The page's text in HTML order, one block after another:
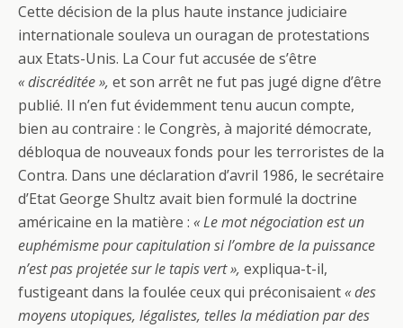
Cette décision de la plus haute instance judiciaire
internationale souleva un ouragan de protestations
aux Etats-Unis. La Cour fut accusée de s’être
« discréditée », et son arrêt ne fut pas jugé digne d’être
publié. Il n’en fut évidemment tenu aucun compte,
bien au contraire : le Congrès, à majorité démocrate,
débloqua de nouveaux fonds pour les terroristes de la
Contra. Dans une déclaration d’avril 1986, le secrétaire
d’Etat George Shultz avait bien formulé la doctrine
américaine en la matière : « Le mot négociation est un
euphémisme pour capitulation si l’ombre de la puissance
n’est pas projetée sur le tapis vert », expliqua-t-il,
fustigeant dans la foulée ceux qui préconisaient« des
moyens utopiques, légalistes, telles la médiation par des